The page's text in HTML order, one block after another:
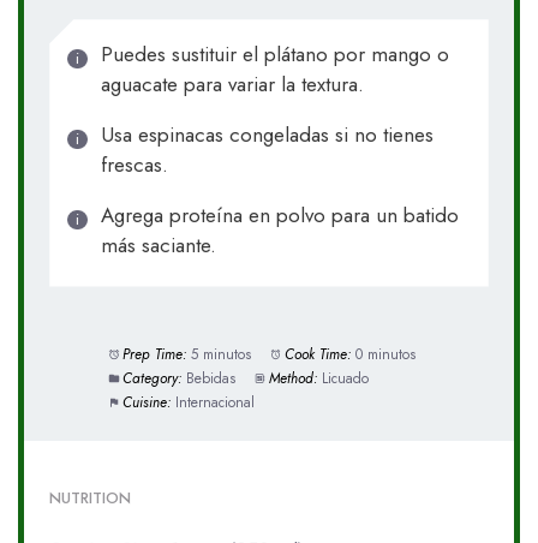
Puedes sustituir el plátano por mango o
aguacate para variar la textura.
Usa espinacas congeladas si no tienes
frescas.
Agrega proteína en polvo para un batido
más saciante.
Prep Time: 5 minutos Cook Time: 0 minutos
Category: Bebidas Method: Licuado
Cuisine: Internacional
NUTRITION